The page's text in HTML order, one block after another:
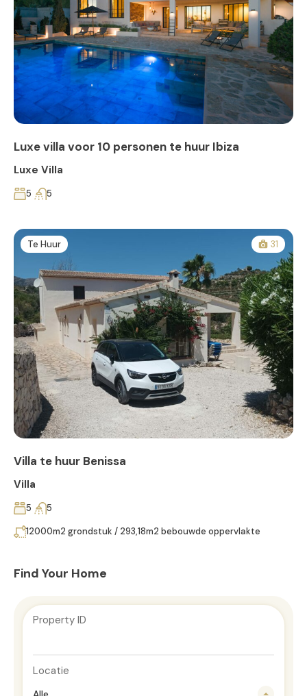
Luxe villa voor 10 personen te huur Ibiza
Luxe Villa
5 5
Te Huur 31
Villa te huur Benissa
Villa
5
5
12000m2 grondstuk / 293,18m2 bebouwde oppervlakte
Find Your Home
Property ID
Locatie